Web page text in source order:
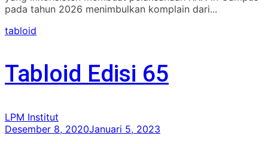
pada tahun 2026 menimbulkan komplain dari...
tabloid
Tabloid Edisi 65
LPM Institut
Desember 8, 2020Januari 5, 2023